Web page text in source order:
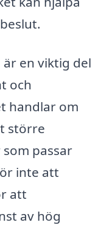
en viktig del
och
handlar om
större
passar
inte att
att
av hög